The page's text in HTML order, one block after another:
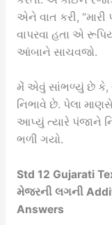
એને વાત કરી, “મારી
વાપરવા હતા એ
આંબાને સાચવજો.
મેં એવું સાંભળ્યું છે કે,
નિભાવે છે. પેલા
આપ્યું ત્યારે પંજાને
ભળી ગયો.
Std 12 Gujarati
મેજરની લગની
Answers